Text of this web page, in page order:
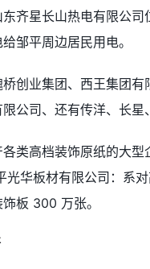
齐星长山热电有限公
邹平周边居民用电。
创业集团、西王集团
公司、还有传洋、长星
类高档装饰原纸的大型
光华板材有限公司：系
板 300 万张。